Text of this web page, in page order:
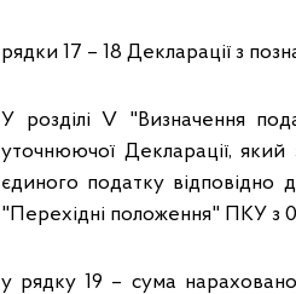
рядки 17 – 18 Декларації з
У розділі V "Визначення
уточнюючої Декларації,
єдиного податку відповідно
"Перехідні положення" ПКУ з
у рядку 19 – сума